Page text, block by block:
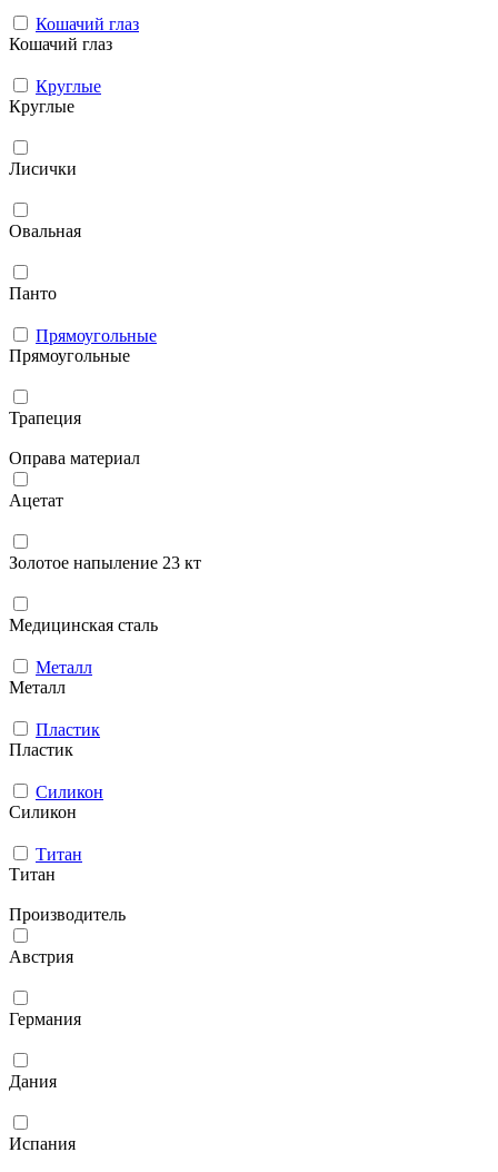
Кошачий глаз
Кошачий глаз
Круглые
Круглые
Лисички
Овальная
Панто
Прямоугольные
Прямоугольные
Трапеция
Оправа материал
Ацетат
Золотое напыление 23 кт
Медицинская сталь
Металл
Металл
Пластик
Пластик
Силикон
Силикон
Титан
Титан
Производитель
Австрия
Германия
Дания
Испания